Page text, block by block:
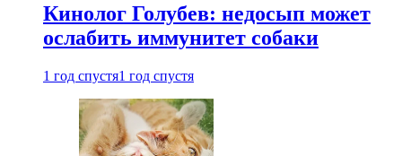
Кинолог Голубев: недосып может
ослабить иммунитет собаки
1 год спустя1 год спустя